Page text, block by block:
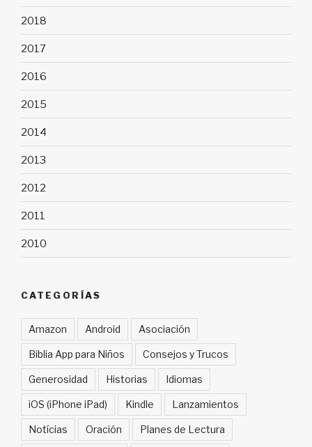
2018
2017
2016
2015
2014
2013
2012
2011
2010
CATEGORÍAS
Amazon Android Asociación
Biblia App para Niños Consejos y Trucos
Generosidad Historias Idiomas
iOS (iPhone iPad) Kindle Lanzamientos
Notícias Oración Planes de Lectura